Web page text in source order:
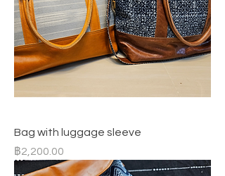
Bag with luggage sleeve
ราคา
฿2,200.00